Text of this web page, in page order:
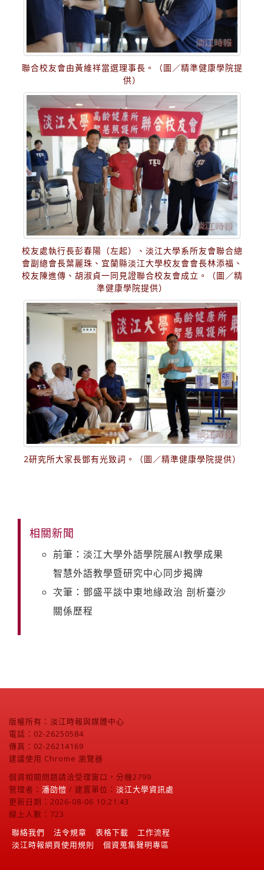
聯合校友會由黃維祥當選理事長。（圖／精準健康學院提
供）
校友處執行長彭春陽（左起）、淡江大學系所友會聯合總
會副總會長葉麗珠、宜蘭縣淡江大學校友會會長林添福、
校友陳進傳、胡淑貞一同見證聯合校友會成立。（圖／精
準健康學院提供）
2研究所大家長鄧有光致詞。（圖／精準健康學院提供）
相關新聞
前筆：淡江大學外語學院展AI教學成果
智慧外語教學暨研究中心同步揭牌
次筆：鄧盛平談中東地緣政治 剖析臺沙
關係歷程
版權所有：淡江時報與媒體中心
電話：02-26250584
傳真：02-26214169
建議使用 Chrome 瀏覽器
個資相關問題請洽受理窗口，分機2799
管理者： 潘劭愷 / 建置單位： 淡江大學資訊處
更新日期：2026-08-06 10:21:43
線上人數：723
聯絡我們
法令規章 表格下載
工作流程
淡江時報網頁使用規則
個資蒐集聲明專區